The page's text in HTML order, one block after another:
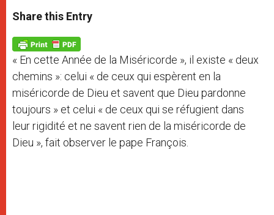
t
s
p
p
s
e
g
e
r
e
b
o
k
Share this Entry
« En cette Année de la Miséricorde », il existe « deux
chemins »: celui « de ceux qui espèrent en la
miséricorde de Dieu et savent que Dieu pardonne
toujours » et celui « de ceux qui se réfugient dans
leur rigidité et ne savent rien de la miséricorde de
Dieu », fait observer le pape François.